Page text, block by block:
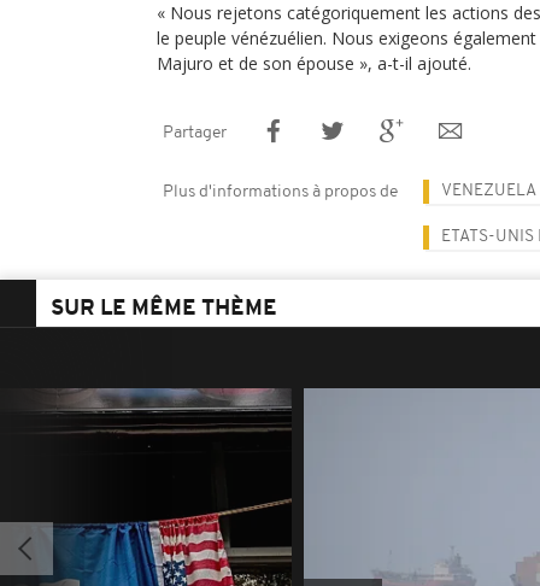
« Nous rejetons catégoriquement les actions
le peuple vénézuélien. Nous exigeons
Majuro et de son épouse », a-t-il ajouté.
Partager
Plus d'informations à propos de VENEZUELA
ETATS-UNIS
SUR LE MÊME THÈME